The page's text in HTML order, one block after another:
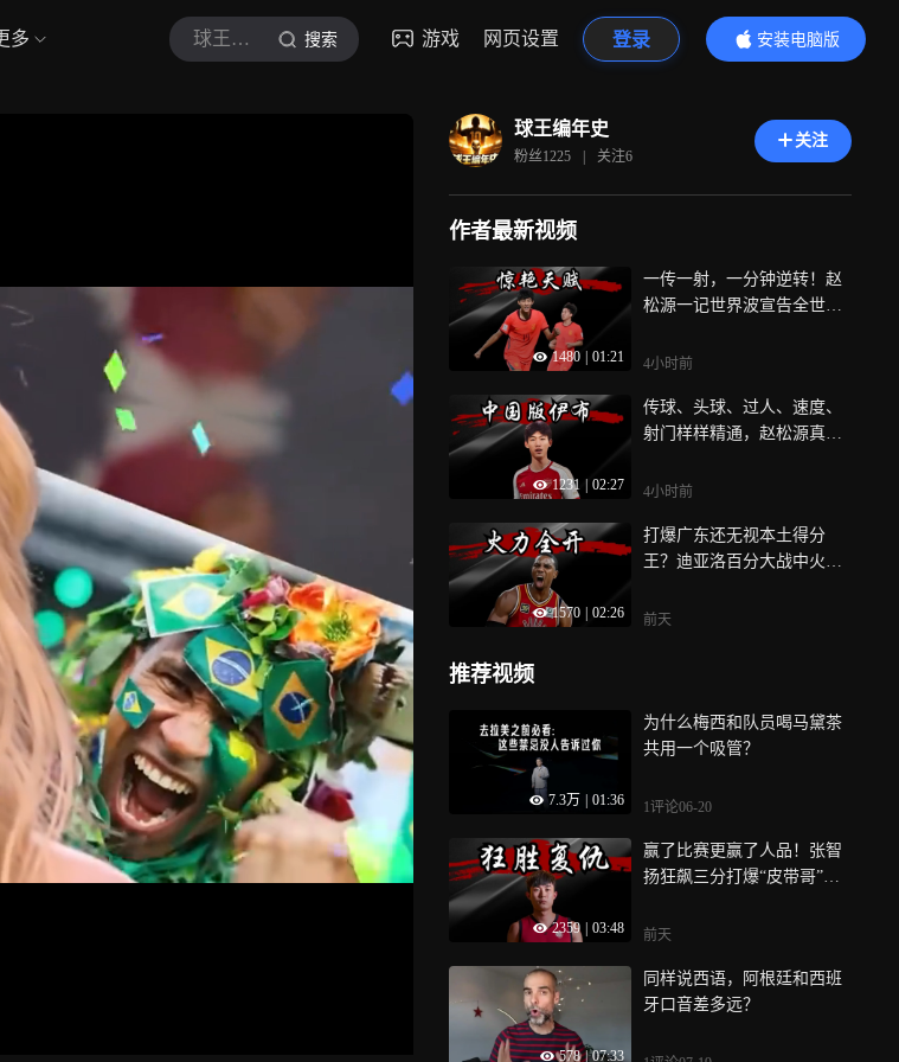
多 球王编年史 搜索 游戏 网页设置 登录
安装电脑版
内容更精彩
球王编年史
粉丝1225 | 关注6
关注
作者最新视频
1480 01:21
一传一射，一分钟逆转！赵
松源一记世界波宣告全世
脚法
4小时前
1231 02:27
传球、头球、过人、速度、
射门样样精通，赵松源真的
4小时前
1570 02:26
打爆广东还无视本土得分
王？迪亚洛百分大战中火力
前天
推荐视频
7.3万 01:36
为什么梅西和队员喝马黛茶
共用一个吸管？
1评论06-20
2359 03:48
赢了比赛更赢了人品！张智
扬狂飙三分打爆“皮带哥”，
力
前天
578 | 07:33
同样说西语，阿根廷和西班
牙口音差多远？